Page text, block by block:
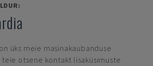
on üks meie masinakaubanduse
otsene kontakt lisaküsimuste